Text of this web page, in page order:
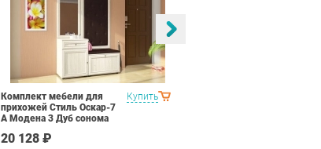
Купить
Комплект мебели для
прихожей Стиль Оскар-7
А Модена 3 Дуб сонома
20 128 ₽